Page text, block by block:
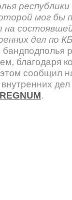
мог бы
дел по
благодаря
сообщил
.